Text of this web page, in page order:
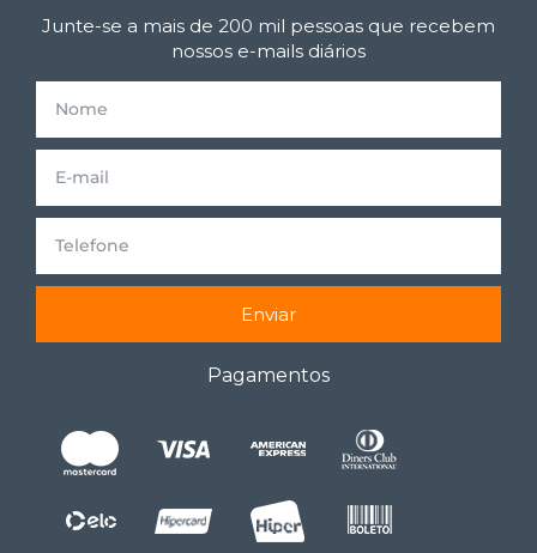
Junte-se a mais de 200 mil pessoas que recebem
nossos e-mails diários
Enviar
Pagamentos